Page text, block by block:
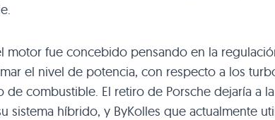
motor fue concebido pensando en la
el nivel de potencia, con respecto a los
combustible. El retiro de Porsche dejaría a
sistema híbrido, y ByKolles que actualmente